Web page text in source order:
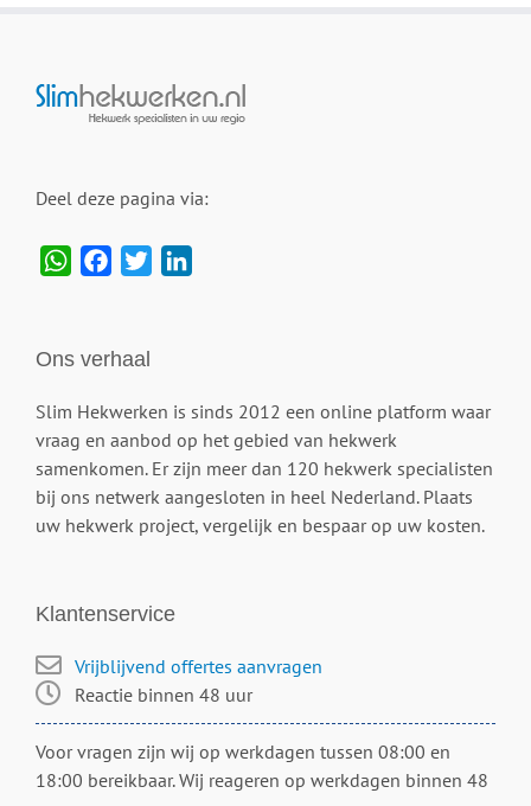
Deel deze pagina via:
WhatsAppFacebook
Twitter
Ons verhaal
Slim Hekwerken is sinds 2012 een online platform waar
vraag en aanbod op het gebied van hekwerk
samenkomen. Er zijn meer dan 120 hekwerk specialisten
bij ons netwerk aangesloten in heel Nederland. Plaats
uw hekwerk project, vergelijk en bespaar op uw kosten.
Klantenservice
Vrijblijvend offertes aanvragen
Reactie binnen 48 uur
Voor vragen zijn wij op werkdagen tussen 08:00 en
18:00 bereikbaar. Wij reageren op werkdagen binnen 48